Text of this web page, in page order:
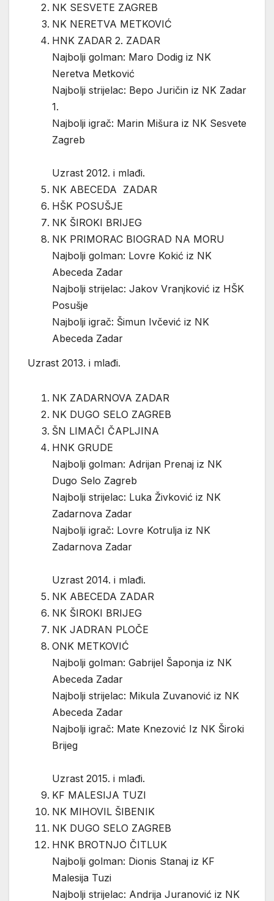
NK SESVETE ZAGREB
NK NERETVA METKOVIĆ
HNK ZADAR 2. ZADAR
Najbolji golman: Maro Dodig iz NK
Neretva Metković
Najbolji strijelac: Bepo Juričin iz NK Zadar
1.
Najbolji igrač: Marin Mišura iz NK Sesvete
Zagreb
Uzrast 2012. i mlađi.
NK ABECEDA ZADAR
HŠK POSUŠJE
NK ŠIROKI BRIJEG
NK PRIMORAC BIOGRAD NA MORU
Najbolji golman: Lovre Kokić iz NK
Abeceda Zadar
Najbolji strijelac: Jakov Vranjković iz HŠK
Posušje
Najbolji igrač: Šimun Ivčević iz NK
Abeceda Zadar
Uzrast 2013. i mlađi.
NK ZADARNOVA ZADAR
NK DUGO SELO ZAGREB
ŠN LIMAČI ČAPLJINA
HNK GRUDE
Najbolji golman: Adrijan Prenaj iz NK
Dugo Selo Zagreb
Najbolji strijelac: Luka Živković iz NK
Zadarnova Zadar
Najbolji igrač: Lovre Kotrulja iz NK
Zadarnova Zadar
Uzrast 2014. i mlađi.
NK ABECEDA ZADAR
NK ŠIROKI BRIJEG
NK JADRAN PLOČE
ONK METKOVIĆ
Najbolji golman: Gabrijel Šaponja iz NK
Abeceda Zadar
Najbolji strijelac: Mikula Zuvanović iz NK
Abeceda Zadar
Najbolji igrač: Mate Knezović Iz NK Široki
Brijeg
Uzrast 2015. i mlađi.
KF MALESIJA TUZI
NK MIHOVIL ŠIBENIK
NK DUGO SELO ZAGREB
HNK BROTNJO ČITLUK
Najbolji golman: Dionis Stanaj iz KF
Malesija Tuzi
Najbolji strijelac: Andrija Juranović iz NK